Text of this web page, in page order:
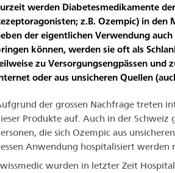
werden Diabetesmedikamente
z.B. Ozempic) in
der eigentlichen Verwendung
können, werden sie oft als
zu Versorgungsengpässen und
oder aus unsicheren Quellen
der grossen Nachfrage treten
Produkte auf. Auch in der Schweiz
die sich Ozempic aus
Anwendung hospitalisiert werden
wurden in letzter Zeit